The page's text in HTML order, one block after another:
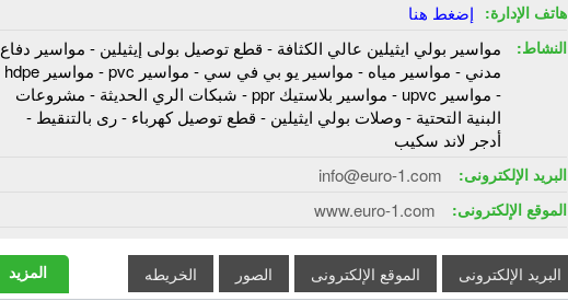
هاتف الإدارة: إضغط هنا
النشاط:
مواسير بولي ايثيلين عالي الكثافة - قطع توصيل بولى إيثيلين - مواسير دفاع
مدني - مواسير مياه - مواسير يو بي في سي - مواسير pvc - مواسير hdpe
- مواسير upvc - مواسير بلاستيك ppr - شبكات الري الحديثة - مشروعات
البنية التحتية - وصلات بولي ايثيلين - قطع توصيل كهرباء - رى بالتنقيط -
أدجر لاند سكيب
البريد الإلكترونى: info@euro-1.com
الموقع الإلكترونى: www.euro-1.com
المزيد البريد الإلكترونى الموقع الإلكترونى الصور الخريطه